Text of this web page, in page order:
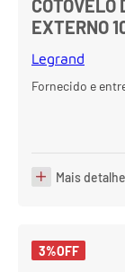
7º emcarrinho
8 emmeetup
9º emcaixa
EXTERNO
Legrand
Fornecido e
Mais
3%OFF